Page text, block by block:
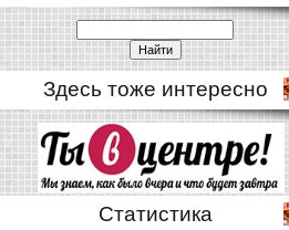
Здесь тоже интересно
Статистика